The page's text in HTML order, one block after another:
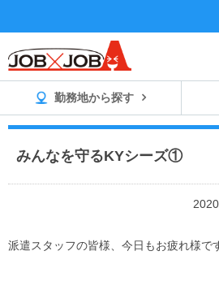
勤務地から探す
みんなを守るKYシーズ①
派遣スタッフの皆様、今日もお疲れ様で